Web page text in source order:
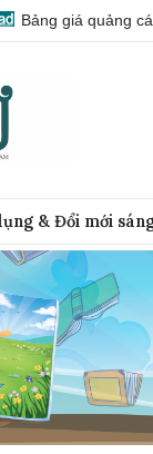
Bảng giá quảng
& Đổi mới